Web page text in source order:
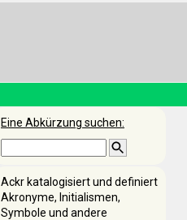
Eine Abkürzung suchen:
Ackr katalogisiert und definiert
Akronyme, Initialismen,
Symbole und andere